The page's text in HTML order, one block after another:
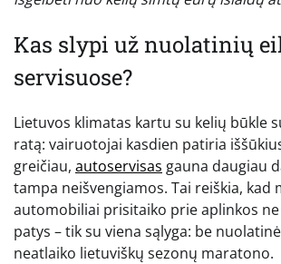
Kas slypi už nuolatinių
servisuose?
Lietuvos klimatas kartu su kelių būkle
ratą: vairuotojai kasdien patiria
greičiau, autoservisas gauna daugiau
tampa neišvengiamos. Tai reiškia, kad
automobiliai prisitaiko prie aplinkos
patys – tik su viena sąlyga: be
neatlaiko lietuviškų sezonų maratono.